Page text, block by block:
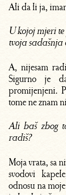
Ali da li ja,
U kojoj mjeri
tvoja sadašnja
A, nijesam
Sigurno je
promijenjeni.
tome ne znam
Ali baš zbog
radiš?
Moja vrata, sa
svodovi
odnosu na